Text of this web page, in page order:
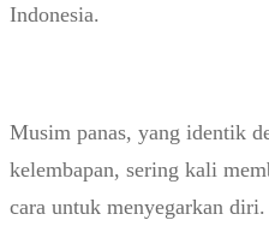
Indonesia.
Musim panas, yang identik
kelembapan, sering kali
cara untuk menyegarkan